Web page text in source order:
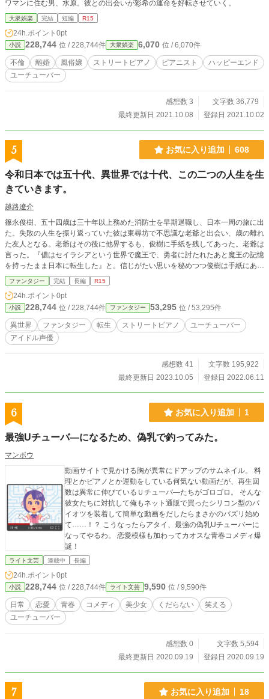
ワマンに住む男、水原。彼との出会いが彩希の運命を好転させていく。
大衆娯楽 完結 短編 R15
24h.ポイント 0pt
小説 228,744 位 / 228,744件 大衆娯楽 6,070 位 / 6,070件
不倫 離婚 風俗嬢 ストリートピアノ ピアニスト
ハッピーエンド
ユーチューバー
感想数 3
文字数 36,779
最終更新日 2021.10.08
登録日 2021.10.02
5 お気に入り追加 608
令和日本では五十代、異世界では十代、この二つの人生を生
きていきます。
越路遼介
篠永俊樹、五十四歳は三十年以上務めた消防士を早期退職し、日本一周の旅に出
た。失敗の人生を振り返っていた彼は東尋坊で不思議な老爺と出会い、歳の離れ
た友人となる。老爺はその後に他界するも、俊樹に手紙を残してあった。老爺は
言った。『儂はセイラシアという世界で魔王で、勇者に討たれたあと魔王の記憶
を持ったまま日本に転生した』と。信じがたい思いを秘めつつ俊樹は手紙にあっ
た通り、老爺の自宅物置の扉に合言葉と同時に開けると、そこには見たこともな
い大草原が広がっていた。
ファンタジー 完結 長編 R15
24h.ポイント 0pt
小説 228,744 位 / 228,744件 ファンタジー 53,295 位 / 53,295件
異世界 ファンタジー 転生 ストリートピアノ
ユーチューバー
アイドル声優
感想数 41
文字数 195,922
最終更新日 2023.10.05
登録日 2022.06.11
6 お気に入り追加 1
最強Uチューバ―になるため、偽乳で釣ってみた。
マンボウ
動画サイトで見かける胸が異常にドアップのサムネイル。 料
理とかピアノとか運動をしている何気ない動画だが、再生回
数は異常に伸びているＵチューバ―たちがゴロゴロ。 そんな
彼女たちに対抗して俺もネット通販で買ったシリコン型のパ
イオツを装着して簡単な動画をだしたらまさかのバズリ始め
て……！？ こうなったらアタイ、最強の偽乳Uチューバーに
なってやるわ。 恋愛模様も加わってカオスな青春コメディ爆
誕！
ライト文芸 連載中 長編
24h.ポイント 0pt
小説 228,744 位 / 228,744件 ライト文芸 9,590 位 / 9,590件
日常 恋愛 青春 コメディ 美少女 くだらない
笑える
ユーチューバー
感想数 0
文字数 5,594
最終更新日 2020.09.19
登録日 2020.09.19
7 お気に入り追加 18